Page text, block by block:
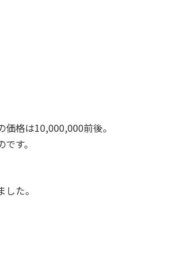
格は10,000,000前後。
す。
た。